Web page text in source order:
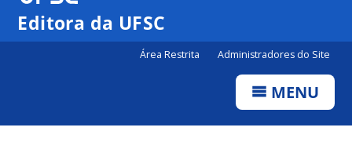
Editora da UFSC
Área Restrita Administradores do Site
MENU